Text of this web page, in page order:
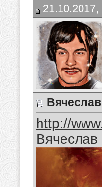
21.10.2017,
http://